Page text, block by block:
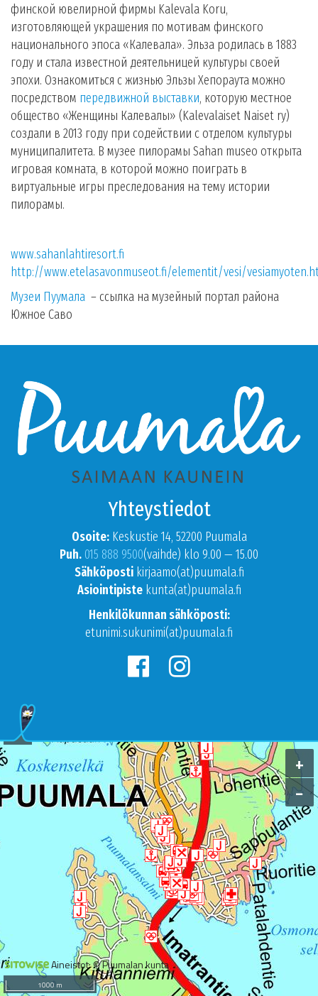
финской ювелирной фирмы Kalevala Koru,
изготовляющей украшения по мотивам финского
национального эпоса «Калевала». Эльза родилась в 1883
году и стала известной деятельницей культуры своей
эпохи. Ознакомиться с жизнью Эльзы Хепораута можно
посредством передвижной выставки, которую местное
общество «Женщины Калевалы» (Kalevalaiset Naiset ry)
создали в 2013 году при содействии с отделом культуры
муниципалитета. В музее пилорамы Sahan museo открыта
игровая комната, в которой можно поиграть в
виртуальные игры преследования на тему истории
пилорамы.
www.sahanlahtiresort.fi
http://www.etelasavonmuseot.fi/elementit/vesi/
Музеи Пуумала – ссылка на музейный портал района
Южное Саво
Yhteystiedot
Osoite:Keskustie 14, 52200 Puumala
Puh. 015 888 9500(vaihde) klo 9.00 — 15.00
Sähköpostikirjaamo(at)puumala.fi
Asiointipistekunta(at)puumala.fi
Henkilökunnan sähköposti:
etunimi.sukunimi(at)puumala.fi